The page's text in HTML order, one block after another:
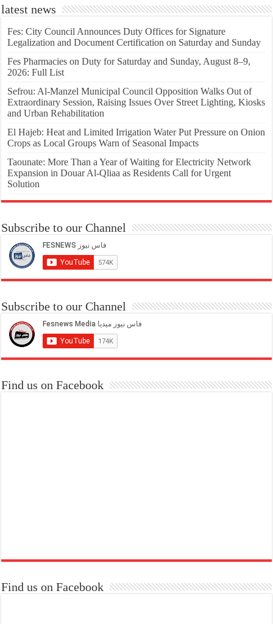
latest news
Fes: City Council Announces Duty Offices for Signature
Legalization and Document Certification on Saturday and Sunday
Fes Pharmacies on Duty for Saturday and Sunday, August 8–9,
2026: Full List
Sefrou: Al-Manzel Municipal Council Opposition Walks Out of
Extraordinary Session, Raising Issues Over Street Lighting, Kiosks
and Urban Rehabilitation
El Hajeb: Heat and Limited Irrigation Water Put Pressure on Onion
Crops as Local Groups Warn of Seasonal Impacts
Taounate: More Than a Year of Waiting for Electricity Network
Expansion in Douar Al-Qliaa as Residents Call for Urgent
Solution
Subscribe to our Channel
Subscribe to our Channel
Find us on Facebook
Find us on Facebook